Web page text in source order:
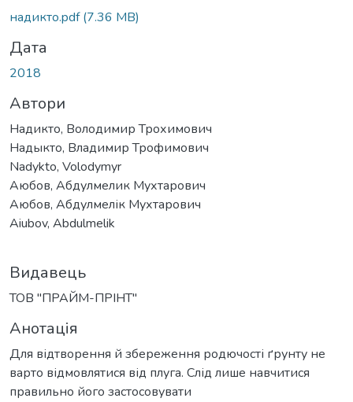
надикто.pdf(7.36 MB)
Дата
2018
Автори
Надикто, Володимир Трохимович
Надыкто, Владимир Трофимович
Nadykto, Volodymyr
Аюбов, Абдулмелик Мухтарович
Аюбов, Абдулмелік Мухтарович
Aiubov, Abdulmelik
Видавець
ТОВ "ПРАЙМ-ПРІНТ"
Анотація
Для відтворення й збереження родючості ґрунту не
варто відмовлятися від плуга. Слід лише навчитися
правильно його застосовувати